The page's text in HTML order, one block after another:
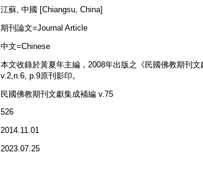
江蘇, 中國 [Chiangsu, China]
期刊論文=Journal Article
中文=Chinese
本文收錄於黃夏年主編，2008年出版之《民國佛教期刊
v.2,n.6, p.9原刊影印。
民國佛教期刊文獻集成補編 v.75
526
2014.11.01
2023.07.25